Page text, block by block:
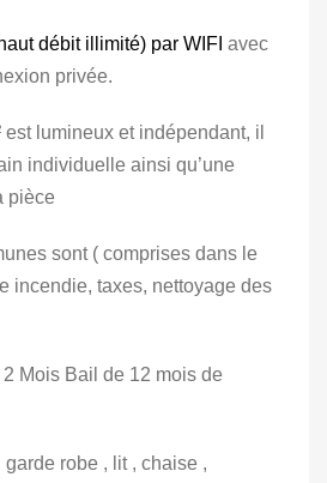
débit illimité) par WIFI avec
privée.
est lumineux et indépendant, il
individuelle ainsi qu’une
pièce
sont ( comprises dans le
incendie, taxes, nettoyage des
Mois Bail de 12 mois de
robe , lit , chaise ,